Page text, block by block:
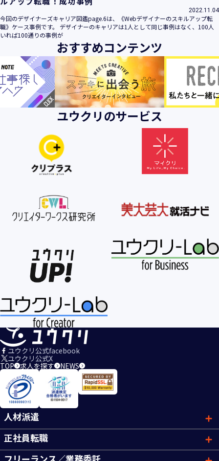
2022.11.04
今回のデザイナーズキャリア図鑑page.6は、《Webデザイナーのスキルアップ転
職》ケース事例です。 デザイナーのキャリアは1人として同じ事例はなく、100人
いれば100通りの事例が
おすすめコンテンツ
ユウクリのサービス
ユウクリ公式facebook
ユウクリ公式X
TOP 求人を探す NEWS
人材派遣
正社員転職